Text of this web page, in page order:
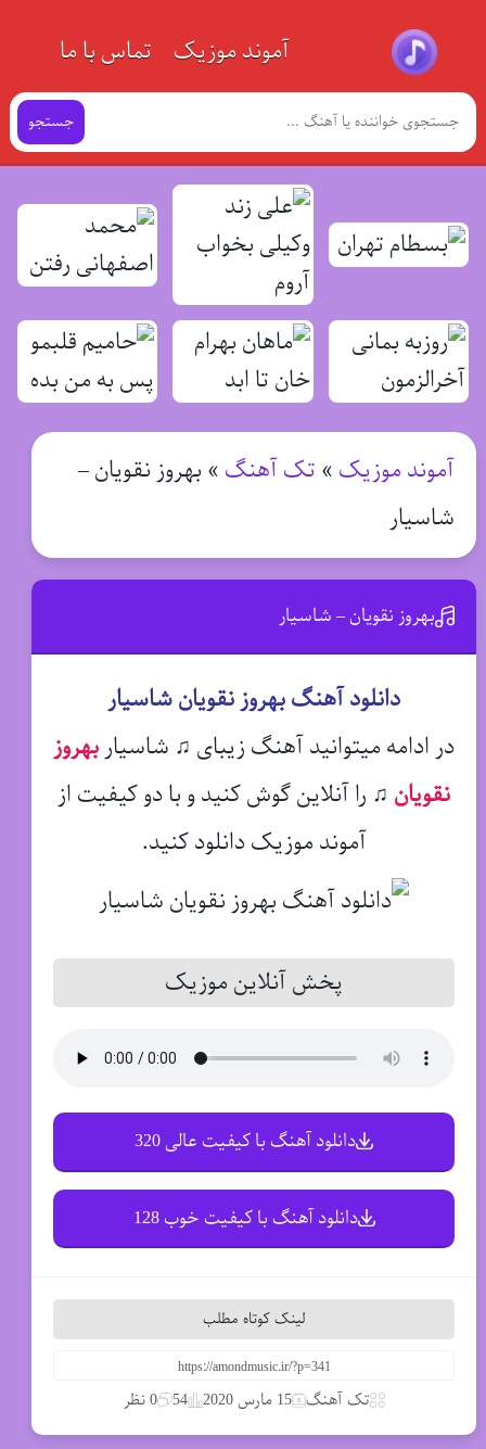
آموند موزیک تماس با ما
جستجو
آموند موزیک » تک آهنگ » بهروز نقویان –
شاسیار
بهروز نقویان – شاسیار
دانلود آهنگ بهروز نقویان شاسیار
در ادامه میتوانید آهنگ زیبای ♫ شاسیاربهروز
نقویان ♫ را آنلاین گوش کنید و با دو کیفیت از
آموند موزیک دانلود کنید.
پخش آنلاین موزیک
دانلود آهنگ با کیفیت عالی 320
دانلود آهنگ با کیفیت خوب 128
لینک کوتاه مطلب
تک آهنگ 15 مارس 2020 54 0 نظر